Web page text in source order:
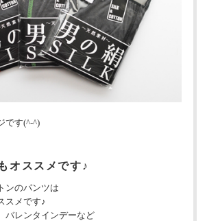
です(^-^)
オススメです♪
ンのパンツは
スメです♪
バレンタインデーなど